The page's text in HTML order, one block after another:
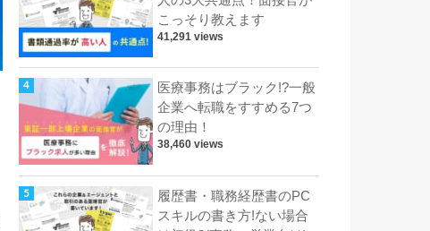
こっそり教えます
41,291 views
医療事務はブラック!?一般
企業へ転職をすすめる7つ
の理由！
38,460 views
履歴書・職務経歴書のPC
スキルの書き方!ない場合